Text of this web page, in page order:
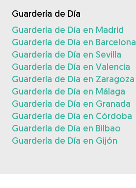
Guardería de Día
Guardería de Día en Madrid
Guardería de Día en Barcelona
Guardería de Día en Sevilla
Guardería de Día en Valencia
Guardería de Día en Zaragoza
Guardería de Día en Málaga
Guardería de Día en Granada
Guardería de Día en Córdoba
Guardería de Día en Bilbao
Guardería de Día en Gijón